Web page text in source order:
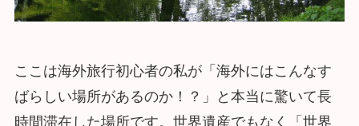
ここは海外旅行初心者の私が「海外にはこんなす
ばらしい場所があるのか！？」と本当に驚いて長
時間滞在した場所です。世界遺産でもなく「世界